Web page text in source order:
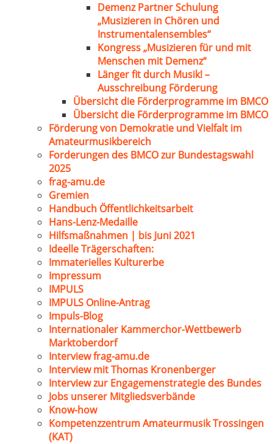
Demenz Partner Schulung
„Musizieren in Chören und
Instrumentalensembles“
Kongress „Musizieren für und mit
Menschen mit Demenz“
Länger fit durch Musik! –
Ausschreibung Förderung
Übersicht die Förderprogramme im BMCO
Übersicht die Förderprogramme im BMCO
Förderung von Demokratie und Vielfalt im
Amateurmusikbereich
Forderungen des BMCO zur Bundestagswahl
2025
frag-amu.de
Gremien
Handbuch Öffentlichkeitsarbeit
Hans-Lenz-Medaille
Hilfsmaßnahmen | bis Juni 2021
Ideelle Trägerschaften:
Immaterielles Kulturerbe
Impressum
IMPULS
IMPULS Online-Antrag
Impuls-Blog
Internationaler Kammerchor-Wettbewerb
Marktoberdorf
Interview frag-amu.de
Interview mit Thomas Kronenberger
Interview zur Engagemenstrategie des Bundes
Jobs unserer Mitgliedsverbände
Know-how
Kompetenzzentrum Amateurmusik Trossingen
(KAT)